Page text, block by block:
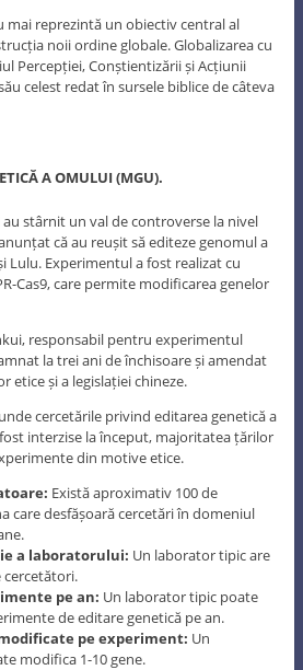
mai reprezintă un obiectiv central al
noii ordine globale. Globalizarea cu
Percepției, Conștientizării și Acțiunii
celest redat în sursele biblice de câteva
A OMULUI (MGU).
stârnit un val de controverse la nivel
că au reușit să editeze genomul a
Lulu. Experimentul a fost realizat cu
Cas9, care permite modificarea genelor
responsabil pentru experimentul
la trei ani de închisoare și amendat
etice și a legislației chineze.
cercetările privind editarea genetică a
interzise la început, majoritatea țărilor
din motive etice.
Există aproximativ 100 de
care desfășoară cercetări în domeniul
a laboratorului: Un laborator tipic are
cercetători.
pe an: Un laborator tipic poate
de editare genetică pe an.
pe experiment: Un
modifica 1-10 gene.